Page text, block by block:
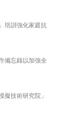
培訓強化家庭抗
備忘錄以加強全
技術研究院」